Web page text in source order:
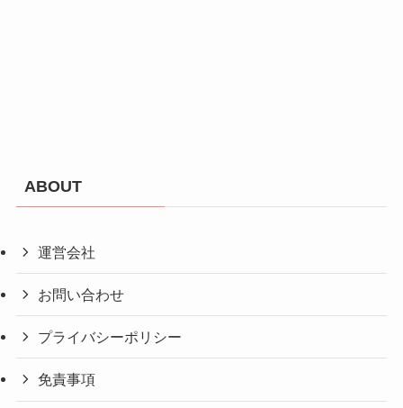
ABOUT
運営会社
お問い合わせ
プライバシーポリシー
免責事項